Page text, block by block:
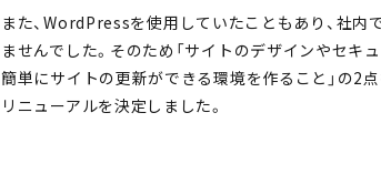
また、WordPressを使用していたこともあり、社
ませんでした。そのため「サイトのデザインやセキ
簡単にサイトの更新ができる環境を作ること」の2
リニューアルを決定しました。